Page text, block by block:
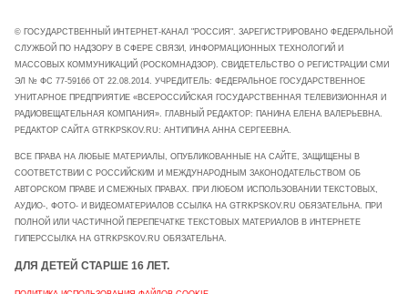
© ГОСУДАРСТВЕННЫЙ ИНТЕРНЕТ-КАНАЛ "РОССИЯ". ЗАРЕГИСТРИРОВАНО ФЕДЕРАЛЬНОЙ
СЛУЖБОЙ ПО НАДЗОРУ В СФЕРЕ СВЯЗИ, ИНФОРМАЦИОННЫХ ТЕХНОЛОГИЙ И
МАССОВЫХ КОММУНИКАЦИЙ (РОСКОМНАДЗОР). СВИДЕТЕЛЬСТВО О РЕГИСТРАЦИИ СМИ
ЭЛ № ФС 77-59166 ОТ 22.08.2014. УЧРЕДИТЕЛЬ: ФЕДЕРАЛЬНОЕ ГОСУДАРСТВЕННОЕ
УНИТАРНОЕ ПРЕДПРИЯТИЕ «ВСЕРОССИЙСКАЯ ГОСУДАРСТВЕННАЯ ТЕЛЕВИЗИОННАЯ И
РАДИОВЕЩАТЕЛЬНАЯ КОМПАНИЯ». ГЛАВНЫЙ РЕДАКТОР: ПАНИНА ЕЛЕНА ВАЛЕРЬЕВНА.
РЕДАКТОР САЙТА GTRKPSKOV.RU: АНТИПИНА АННА СЕРГЕЕВНА.
ВСЕ ПРАВА НА ЛЮБЫЕ МАТЕРИАЛЫ, ОПУБЛИКОВАННЫЕ НА САЙТЕ, ЗАЩИЩЕНЫ В
СООТВЕТСТВИИ С РОССИЙСКИМ И МЕЖДУНАРОДНЫМ ЗАКОНОДАТЕЛЬСТВОМ ОБ
АВТОРСКОМ ПРАВЕ И СМЕЖНЫХ ПРАВАХ. ПРИ ЛЮБОМ ИСПОЛЬЗОВАНИИ ТЕКСТОВЫХ,
АУДИО-, ФОТО- И ВИДЕОМАТЕРИАЛОВ ССЫЛКА НА GTRKPSKOV.RU ОБЯЗАТЕЛЬНА. ПРИ
ПОЛНОЙ ИЛИ ЧАСТИЧНОЙ ПЕРЕПЕЧАТКЕ ТЕКСТОВЫХ МАТЕРИАЛОВ В ИНТЕРНЕТЕ
ГИПЕРССЫЛКА НА GTRKPSKOV.RU ОБЯЗАТЕЛЬНА.
ДЛЯ ДЕТЕЙ СТАРШЕ 16 ЛЕТ.